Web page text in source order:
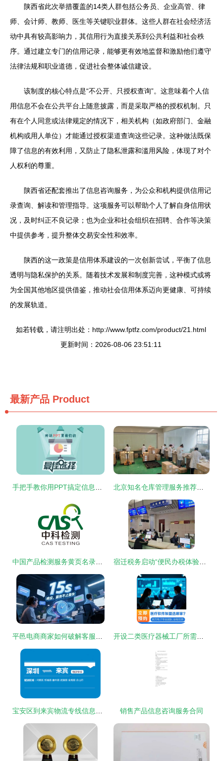
陕西省此次举措覆盖的14类人群包括公务员、企业高管、律
师、会计师、教师、医生等关键职业群体。这些人群在社会经济活
动中具有较高影响力，其信用行为直接关系到公共利益和社会秩
序。通过建立专门的信用记录，能够更有效地监督和激励他们遵守
法律法规和职业道德，促进社会整体诚信建设。
该制度的核心特点是“不公开、只授权查询”。这意味着个人信
用信息不会在公共平台上随意披露，而是采取严格的授权机制。只
有在个人同意或法律规定的情况下，相关机构（如政府部门、金融
机构或用人单位）才能通过授权渠道查询这些记录。这种做法既保
障了信息的有效利用，又防止了隐私泄露和滥用风险，体现了对个
人权利的尊重。
陕西省还配套推出了信息咨询服务，为公众和机构提供信用记
录查询、解读和管理指导。这项服务可以帮助个人了解自身信用状
况，及时纠正不良记录；也为企业和社会组织在招聘、合作等决策
中提供参考，提升整体交易安全性和效率。
陕西的这一政策是信用体系建设的一次创新尝试，平衡了信息
透明与隐私保护的关系。随着技术发展和制度完善，这种模式或将
为全国其他地区提供借鉴，推动社会信用体系迈向更健康、可持续
的发展轨道。
如若转载，请注明出处：http://www.fptfz.com/product/21.html
更新时间：2026-08-06 23:51:11
最新产品 Product
销售产品信息咨询服务合同